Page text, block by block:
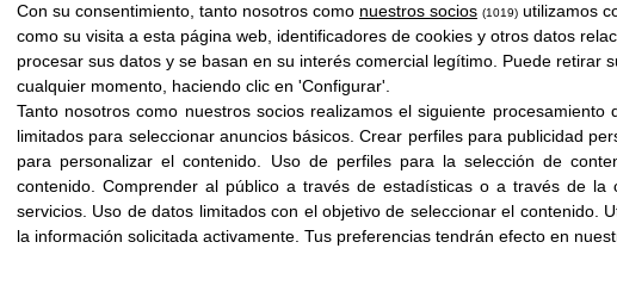
Con su consentimiento, tanto nosotros como nuestros socios (1019) utilizamos
como su visita a esta página web, identificadores de cookies y otros datos
procesar sus datos y se basan en su interés comercial legítimo. Puede
cualquier momento, haciendo clic en 'Configurar'.
Tanto nosotros como nuestros socios realizamos el siguiente procesamiento
limitados para seleccionar anuncios básicos .Crear perfiles para publicidad
para personalizar el contenido
Uso de perfiles para la selección de
contenido
Comprender al público a través de estadísticas o a través de la
servicios Uso de datos limitados con el objetivo de seleccionar el contenido.
la información solicitada activamente Tus preferencias tendrán efecto en